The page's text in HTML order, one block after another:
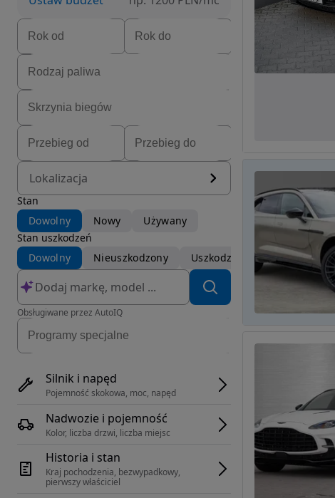
Lokalizacja
Stan
Dowolny
Nowy
Używany
Stan uszkodzeń
Dowolny
Nieuszkodzony Uszkodzony
Obsługiwane przez AutoIQ
Silnik i napęd
Pojemność skokowa, moc, napęd
Nadwozie i pojemność
Kolor, liczba drzwi, liczba miejsc
Historia i stan
Kraj pochodzenia, bezwypadkowy,
pierwszy właściciel